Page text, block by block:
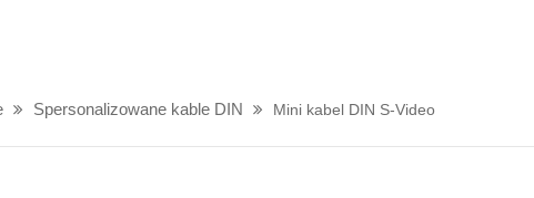
Spersonalizowane kable DIN Mini kabel DIN S-Video